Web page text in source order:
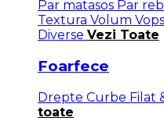
Par matasos Par
Textura Volum
Diverse Vezi Toate
Foarfece
Drepte Curbe Filat
toate